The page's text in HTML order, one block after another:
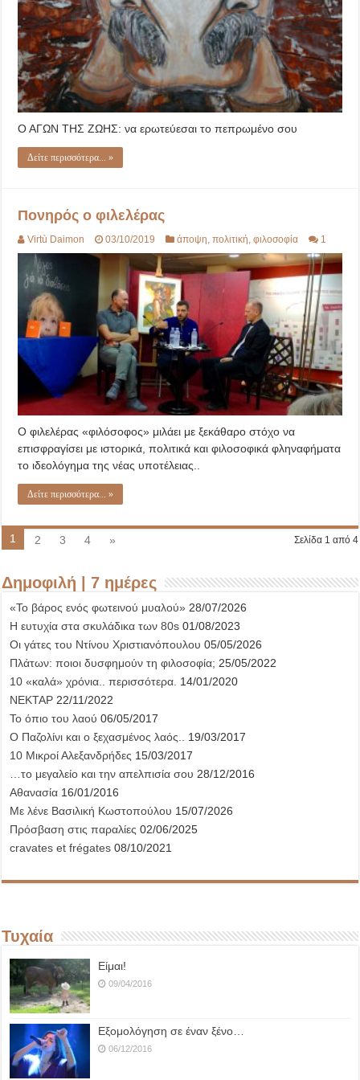
Ο ΑΓΩΝ ΤΗΣ ΖΩΗΣ: να ερωτεύεσαι το πεπρωμένο σου
Δείτε περισσότερα... »
Πονηρός ο φιλελέρας
Virtù Daimon 03/10/2019 άποψη,πολιτική,φιλοσοφία 1
Ο φιλελέρας «φιλόσοφος» μιλάει με ξεκάθαρο στόχο να
επισφραγίσει με ιστορικά, πολιτικά και φιλοσοφικά φληναφήματα
το ιδεολόγημα της νέας υποτέλειας..
Δείτε περισσότερα... »
Σελίδα 1 από 4
1 2 3 4 »
Δημοφιλή | 7 ημέρες
«Το βάρος ενός φωτεινού μυαλού» 28/07/2026
Η ευτυχία στα σκυλάδικα των 80s 01/08/2023
Οι γάτες του Ντίνου Χριστιανόπουλου 05/05/2026
Πλάτων: ποιοι δυσφημούν τη φιλοσοφία; 25/05/2022
10 «καλά» χρόνια.. περισσότερα. 14/01/2020
ΝΕΚΤΑΡ 22/11/2022
Το όπιο του λαού 06/05/2017
Ο Παζολίνι και ο ξεχασμένος λαός..
19/03/2017
10 Μικροί Αλεξανδρήδες 15/03/2017
…το μεγαλείο και την απελπισία σου 28/12/2016
Αθανασία 16/01/2016
Με λένε Βασιλική Κωστοπούλου 15/07/2026
Πρόσβαση στις παραλίες 02/06/2025
cravates et frégates 08/10/2021
Τυχαία
Είμαι!
09/04/2016
Εξομολόγηση σε έναν ξένο…
06/12/2016